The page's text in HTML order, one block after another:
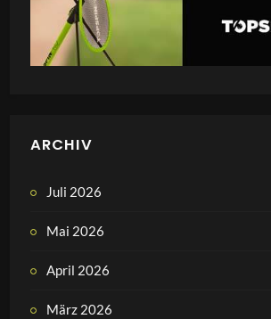
ARCHIV
Juli 2026
Mai 2026
April 2026
März 2026